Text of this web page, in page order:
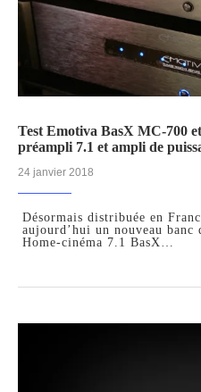
Test Emotiva BasX MC-700
préampli 7.1 et ampli de
24 janvier 2018
Désormais distribuée en
aujourd’hui un nouveau banc
Home-cinéma 7.1 BasX…